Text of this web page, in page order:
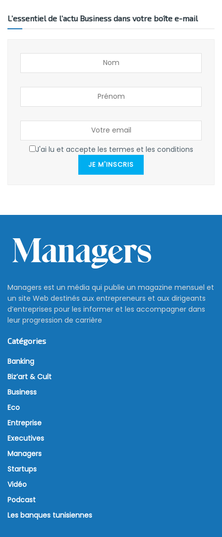
L’essentiel de l’actu Business dans votre boîte e-mail
J'ai lu et accepte les termes et les conditions
JE M'INSCRIS
Managers est un média qui publie un magazine mensuel et
un site Web destinés aux entrepreneurs et aux dirigeants
d’entreprises pour les informer et les accompagner dans
leur progression de carrière
Catégories
Banking
Biz’art & Cult
Business
Eco
Entreprise
Executives
Managers
Startups
Vidéo
Podcast
Les banques tunisiennes